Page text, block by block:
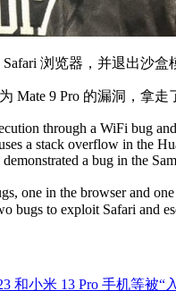
浏览器，并退出沙
Mate 9 Pro 的漏洞，拿
through a WiFi bug
a stack overflow in the
a bug in the
one in the browser and
bugs to exploit Safari and
和小米 13 Pro 手机等被“